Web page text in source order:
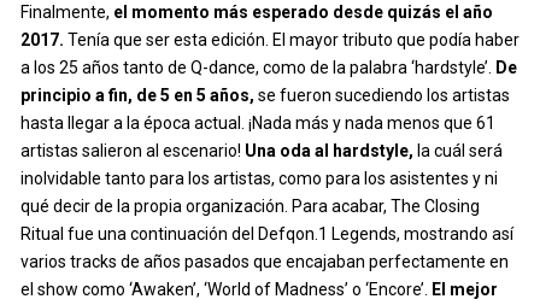
Finalmente, el momento más esperado desde quizás el año
2017. Tenía que ser esta edición. El mayor tributo que podía haber
a los 25 años tanto de Q-dance, como de la palabra ‘hardstyle’.
De
principio a fin, de 5 en 5 años, se fueron sucediendo los artistas
hasta llegar a la época actual. ¡Nada más y nada menos que 61
artistas salieron al escenario! Una oda al hardstyle, la cuál será
inolvidable tanto para los artistas, como para los asistentes y ni
qué decir de la propia organización. Para acabar, The Closing
Ritual fue una continuación del Defqon.1 Legends, mostrando así
varios tracks de años pasados que encajaban perfectamente en
el show como ‘Awaken’, ‘World of Madness’ o ‘Encore’.
El mejor